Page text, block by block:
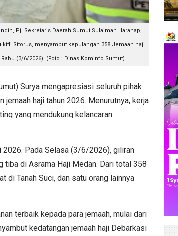
Pj. Sekretaris Daerah Sumut Sulaiman Harahap,
Sitorus, menyambut kepulangan 358 Jemaah haji
(3/6/2026). (Foto : Dinas Kominfo Sumut)
Surya mengapresiasi seluruh pihak
haji tahun 2026. Menurutnya, kerja
yang mendukung kelancaran
2026. Pada Selasa (3/6/2026), giliran
tiba di Asrama Haji Medan. Dari total 358
di Tanah Suci, dan satu orang lainnya
terbaik kepada para jemaah, mulai dari
kedatangan jemaah haji Debarkasi